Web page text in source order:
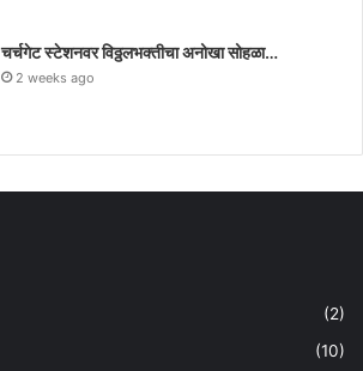
चर्चगेट स्टेशनवर विठ्ठलभक्तीचा अनोखा सोहळा…
2 weeks ago
(2)
(10)